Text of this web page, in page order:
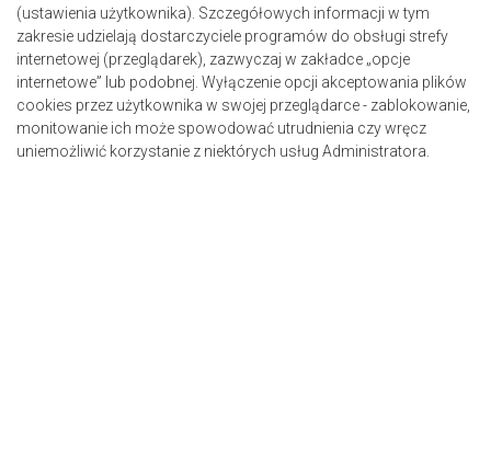
(ustawienia użytkownika). Szczegółowych informacji w tym
zakresie udzielają dostarczyciele programów do obsługi strefy
internetowej (przeglądarek), zazwyczaj w zakładce „opcje
internetowe” lub podobnej. Wyłączenie opcji akceptowania plików
cookies przez użytkownika w swojej przeglądarce - zablokowanie,
monitowanie ich może spowodować utrudnienia czy wręcz
uniemożliwić korzystanie z niektórych usług Administratora.